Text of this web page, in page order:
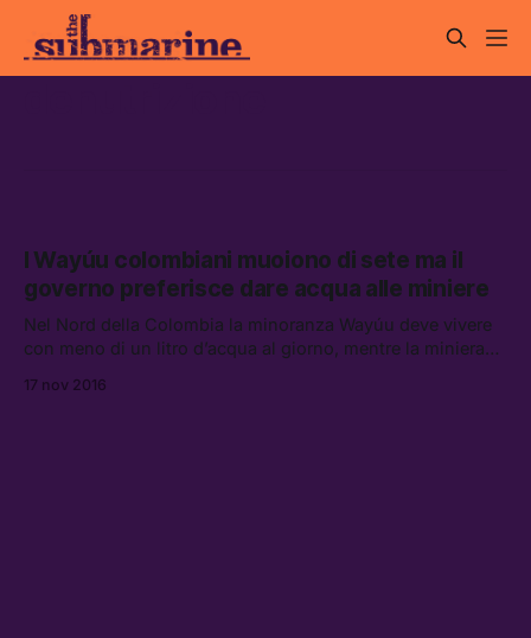
I Wayúu colombiani muoiono di sete ma il
governo preferisce dare acqua alle miniere
Nel Nord della Colombia la minoranza Wayúu deve vivere
con meno di un litro d’acqua al giorno, mentre la miniera
transitano i loro camion.
17 nov 2016